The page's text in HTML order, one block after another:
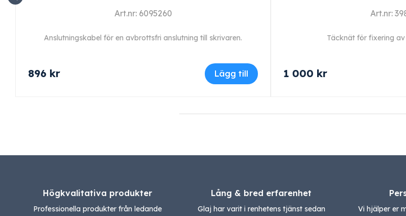
Art.nr: 6095260
Anslutningskabel för en avbrottsfri anslutning till skrivaren.
896 kr Lägg till
Art.nr:
Täcknät för fixering
1 000 kr
Högkvalitativa produkter
Professionella produkter från ledande
Lång & bred erfarenhet
Glaj har varit i renhetens tjänst sedan
Vi hjälper er